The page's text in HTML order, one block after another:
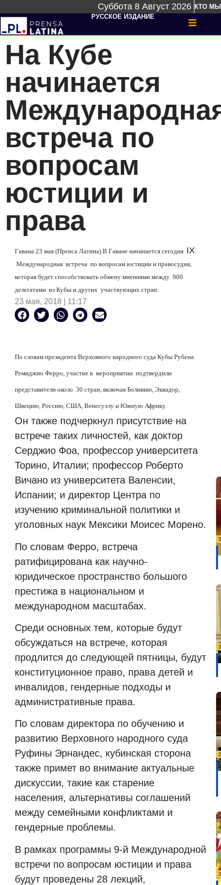
Суббота 8 Август 2026 КТО МЫ
РУССКОЕ ИЗДАНИЕ
На Кубе
начинается
встреча по
вопросам
юстиции и
права
Гавана 23 мая (Пренса Латина) В Гаване начинается сегодня IX
Международная встреча по вопросам юстиции и правосудия,
которая будет способствовать обмену мнениями между 900
делегатами из Кубы и других участвующих стран.
23 мая, 2018 | 11:17
По словам президента Верховного народного суда Кубы Рубена
Ремиджио Ферро, участие в мероприятии подтвердили
представители около 30 стран, включая Боливию, Эквадор,
Швецию, Россию, США, Венесуэлу и Южную Африку.
Он также подчеркнул присутствие на
встрече таких личностей, как доктор
Серджио Фоа, профессор университета
Торино, Италии; профессор Роберто
Вичано из университета Валенсии,
Испании; и директор Центра по
изучению криминальной политики и
уголовных наук Мексики Моисес Морено.
По словам Ферро, встреча
ратифицирована как научно-
юридическое пространство большого
престижа в национальном и
международном масштабах.
Среди основных тем, которые будут
обсуждаться на встрече, которая
продлится до следующей пятницы, будут
конституционное право, права детей и
инвалидов, гендерные подходы и
административные права.
По словам директора по обучению и
развитию Верховного народного суда
Руфины Эрнандес, кубинская сторона
также примет во внимание актуальные
дискуссии, такие как старение
населения, альтернативы соглашений
между семейными конфликтами и
гендерные проблемы.
В рамках программы 9-й Международной
встречи по вопросам юстиции и права
будут проведены 28 лекций,